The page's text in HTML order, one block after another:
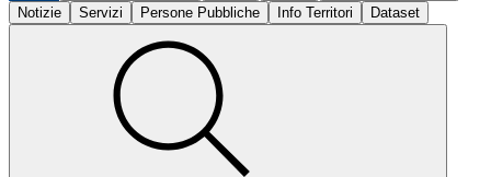
Notizie
Servizi Persone Pubbliche Info Territori Dataset